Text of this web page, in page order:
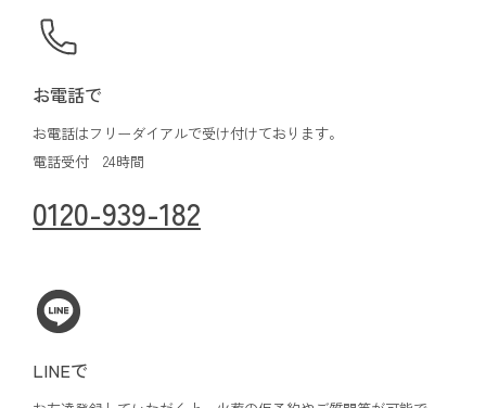
お電話で
お電話はフリーダイアルで受け付けております。
電話受付 24時間
0120-939-182
LINEで